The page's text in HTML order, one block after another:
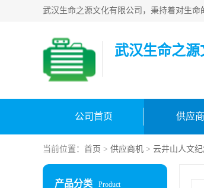
武汉生命之源
公司首页 供应
当前位置： 首页 > 供应商机 > 云井山人文纪
产品分类 Product